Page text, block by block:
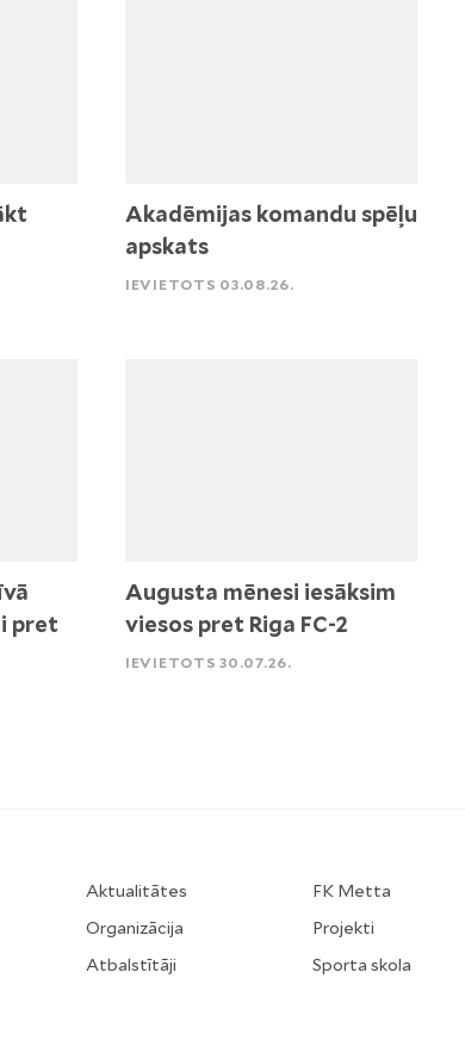
Akadēmijas komandu spēļu
apskats
IEVIETOTS 03.08.26.
pret
Augusta mēnesi iesāksim
viesos pret Riga FC-2
IEVIETOTS 30.07.26.
Aktualitātes
Organizācija
Atbalstītāji
FK Metta
Projekti
Sporta skola